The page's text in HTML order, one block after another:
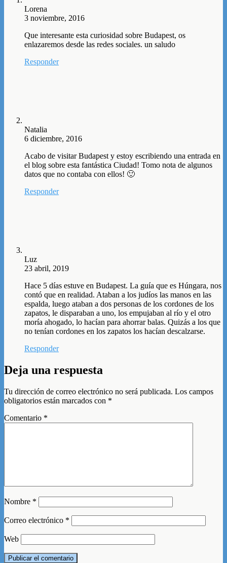
Lorena
3 noviembre, 2016
Que interesante esta curiosidad sobre Budapest, os
enlazaremos desde las redes sociales. un saludo
Responder
Natalia
6 diciembre, 2016
Acabo de visitar Budapest y estoy escribiendo una entrada en
el blog sobre esta fantástica Ciudad! Tomo nota de algunos
datos que no contaba con ellos! 🙂
Responder
Luz
23 abril, 2019
Hace 5 días estuve en Budapest. La guía que es Húngara, nos
contó que en realidad. Ataban a los judíos las manos en las
espalda, luego ataban a dos personas de los cordones de los
zapatos, le disparaban a uno, los empujaban al río y el otro
moría ahogado, lo hacían para ahorrar balas. Quizás a los que
no tenían cordones en los zapatos los hacían descalzarse.
Responder
Deja una respuesta
Tu dirección de correo electrónico no será publicada. Los campos
obligatorios están marcados con *
Comentario *
Nombre *
Correo electrónico *
Web